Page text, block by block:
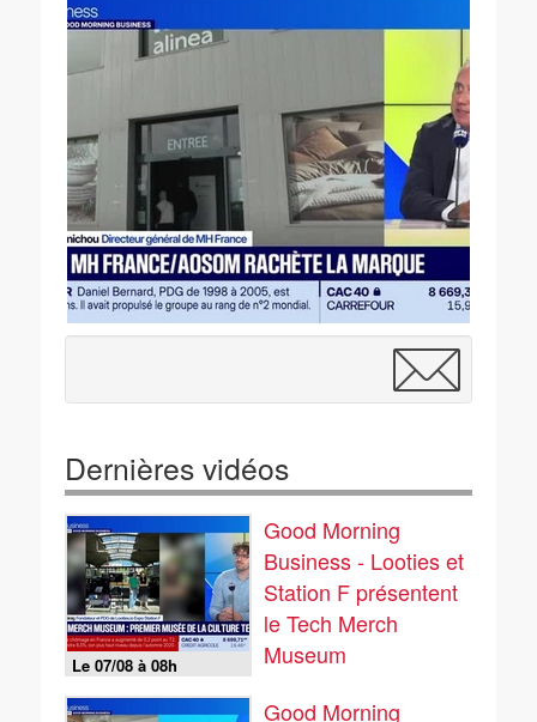
Dernières vidéos
Le 07/08 à 08h
Good Morning
Business - Looties et
Station F présentent
le Tech Merch
Museum
Good Morning